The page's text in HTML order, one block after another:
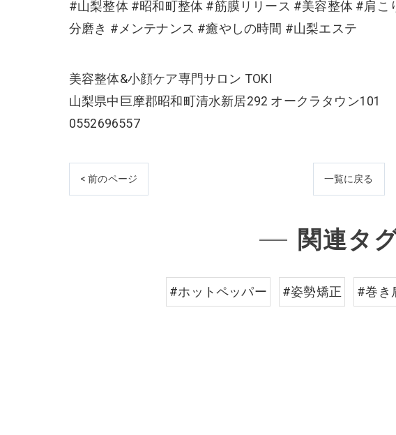
#山梨整体 #昭和町整体 #筋膜リリース #美容整体 #肩
分磨き #メンテナンス #癒やしの時間 #山梨エステ
美容整体&小顔ケア専門サロン TOKI
山梨県中巨摩郡昭和町清水新居292 オークラタウン101
0552696557
< 前のページ 一覧に戻る
関連タ
#ホットペッパー #姿勢矯正 #巻き